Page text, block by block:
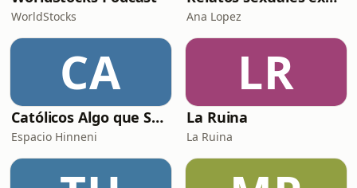
WorldStocks Ana Lopez
CA
Católicos Algo que Saber
Espacio Hinneni
LR
La Ruina
La Ruina